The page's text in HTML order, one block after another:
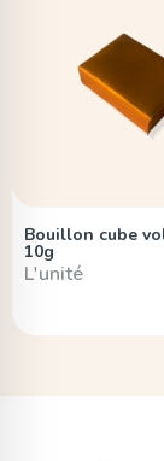
Bouillon cube
10g
L'unité